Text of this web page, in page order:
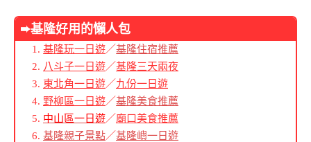
➨基隆好用的懶人包
基隆玩一日遊／基隆住宿推薦
八斗子一日遊／基隆三天兩夜
東北角一日遊／九份一日遊
野柳區一日遊／基隆美食推薦
中山區一日遊／廟口美食推薦
基隆親子景點／基隆嶼一日遊